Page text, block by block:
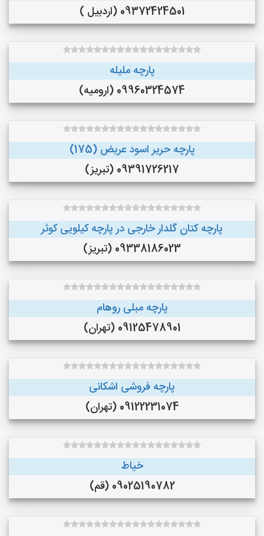
09372424501 (اردبیل )
پارچه ملیله
09960324574 (ارومیه)
پارچه حریر اسود عریض (175)
09391726217 (تبریز)
پارچه کتان گلدار خارجی در پارچه کیلویی کوثر
09338186023 (تبریز)
پارچه مبلی روهام
09125478901 (تهران)
پارچه فروشی اشکانی
09122231074 (تهران)
خیاط
09025190782 (قم)